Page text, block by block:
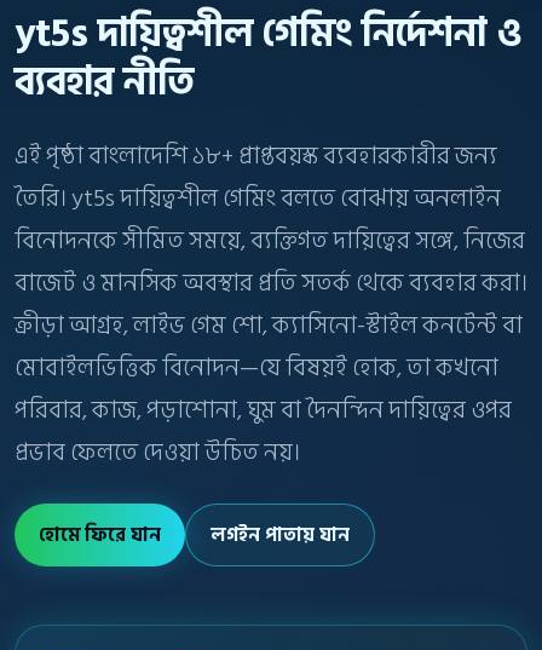
yt5s দায়িত্বশীল গেমিং নির্দেশনা ও
ব্যবহার নীতি
এই পৃষ্ঠা বাংলাদেশি ১৮+ প্রাপ্তবয়স্ক ব্যবহারকারীর জন্য
তৈরি। yt5s দায়িত্বশীল গেমিং বলতে বোঝায় অনলাইন
বিনোদনকে সীমিত সময়ে, ব্যক্তিগত দায়িত্বের সঙ্গে, নিজের
বাজেট ও মানসিক অবস্থার প্রতি সতর্ক থেকে ব্যবহার করা।
ক্রীড়া আগ্রহ, লাইভ গেম শো, ক্যাসিনো-স্টাইল কনটেন্ট বা
মোবাইলভিত্তিক বিনোদন—যে বিষয়ই হোক, তা কখনো
পরিবার, কাজ, পড়াশোনা, ঘুম বা দৈনন্দিন দায়িত্বের ওপর
প্রভাব ফেলতে দেওয়া উচিত নয়।
হোমে ফিরে যান লগইন পাতায় যান